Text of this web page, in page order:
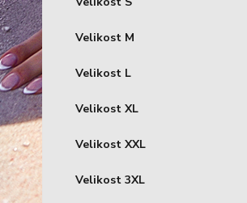
Velikost M
Velikost L
Velikost XL
Velikost XXL
Velikost 3XL